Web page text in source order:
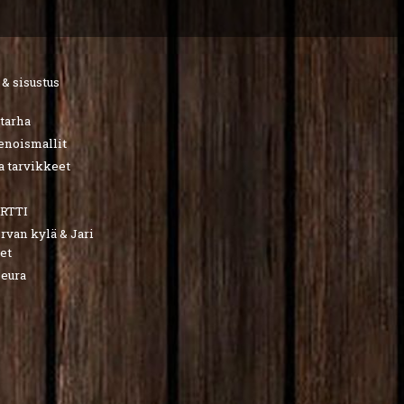
sisustus
tarvikkeet
kylä & Jari